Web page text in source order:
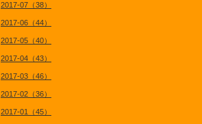
2017-07（38）
2017-06（44）
2017-05（40）
2017-04（43）
2017-03（46）
2017-02（36）
2017-01（45）